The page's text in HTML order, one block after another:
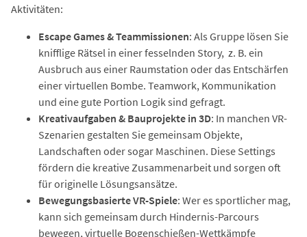
Aktivitäten:
Escape Games & Teammissionen: Als Gruppe lösen Sie
knifflige Rätsel in einer fesselnden Story, z. B. ein
Ausbruch aus einer Raumstation oder das Entschärfen
einer virtuellen Bombe. Teamwork, Kommunikation
und eine gute Portion Logik sind gefragt.
Kreativaufgaben & Bauprojekte in 3D: In manchen VR-
Szenarien gestalten Sie gemeinsam Objekte,
Landschaften oder sogar Maschinen. Diese Settings
fördern die kreative Zusammenarbeit und sorgen oft
für originelle Lösungsansätze.
Bewegungsbasierte VR-Spiele: Wer es sportlicher mag,
kann sich gemeinsam durch Hindernis-Parcours
bewegen, virtuelle Bogenschießen-Wettkämpfe